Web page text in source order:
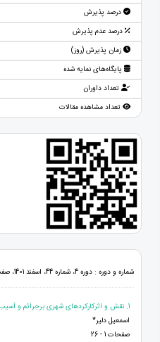
درصد پذیرش
درصد عدم پذیرش
زمان پذیرش (روز)
پایگاه‌های نمایه شده
تعداد داوران
تعداد مشاهده مقالات
شماره و دوره : دوره 4، شماره 44، اسفند 1401، صفحات 1 - 109
1. نقش و اثرکارکردهای شهری برجرائم و آسیب های اجتماعی خانواده ها در محیط شهری
اسمعیل دلیر*
صفحات 1 - 26